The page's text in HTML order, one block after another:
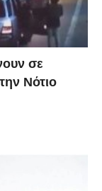
σε
Νότιο